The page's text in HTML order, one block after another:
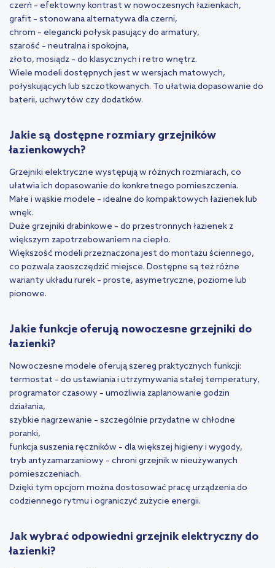
czerń – efektowny kontrast w nowoczesnych łazienkach,
grafit – stonowana alternatywa dla czerni,
chrom – elegancki połysk pasujący do armatury,
szarość – neutralna i spokojna,
złoto, mosiądz – do klasycznych i retro wnętrz.
Wiele modeli dostępnych jest w wersjach matowych,
połyskujących lub szczotkowanych. To ułatwia dopasowanie do
baterii, uchwytów czy dodatków.
Jakie są dostępne rozmiary grzejników
łazienkowych?
Grzejniki elektryczne występują w różnych rozmiarach, co
ułatwia ich dopasowanie do konkretnego pomieszczenia.
Małe i wąskie modele – idealne do kompaktowych łazienek lub
wnęk.
Duże grzejniki drabinkowe – do przestronnych łazienek z
większym zapotrzebowaniem na ciepło.
Większość modeli przeznaczona jest do montażu ściennego,
co pozwala zaoszczędzić miejsce. Dostępne są też różne
warianty układu rurek – proste, asymetryczne, poziome lub
pionowe.
Jakie funkcje oferują nowoczesne grzejniki do
łazienki?
Nowoczesne modele oferują szereg praktycznych funkcji:
termostat – do ustawiania i utrzymywania stałej temperatury,
programator czasowy – umożliwia zaplanowanie godzin
działania,
szybkie nagrzewanie – szczególnie przydatne w chłodne
poranki,
funkcja suszenia ręczników – dla większej higieny i wygody,
tryb antyzamarzaniowy – chroni grzejnik w nieużywanych
pomieszczeniach.
Dzięki tym opcjom można dostosować pracę urządzenia do
codziennego rytmu i ograniczyć zużycie energii.
Jak wybrać odpowiedni grzejnik elektryczny do
łazienki?